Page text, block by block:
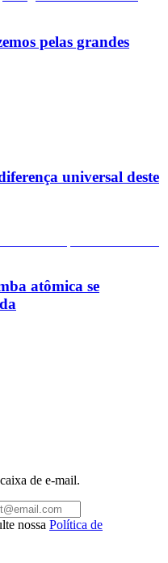
pelas grandes
universal deste
atômica se
de e-mail.
nossa Política de